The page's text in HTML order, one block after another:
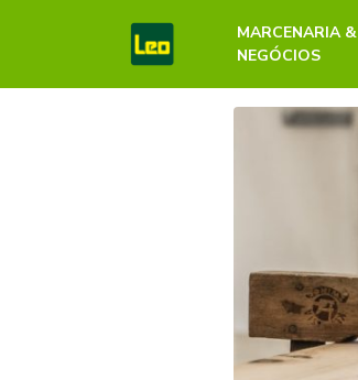
MARCENARIA &
NEGÓCIOS